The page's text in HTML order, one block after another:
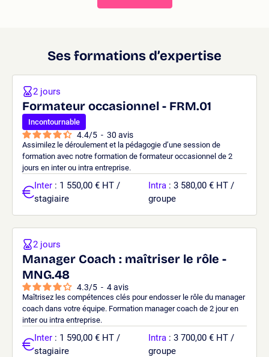
Ses formations d’expertise
Formateur occasionnel - FRM.01
Incontournable
4.4/5 - 30 avis
Assimilez le déroulement et la pédagogie d’une session de
formation avec notre formation de formateur occasionnel de 2
jours en inter ou intra entreprise.
2 jours
Inter : 1 550,00 € HT /
stagiaire
Intra : 3 580,00 € HT /
groupe
Manager Coach : maîtriser le rôle -
MNG.48
4.3/5 - 4avis
Maîtrisez les compétences clés pour endosser le rôle du manager
coach dans votre équipe. Formation manager coach de 2 jour en
inter ou intra entreprise.
2 jours
Inter : 1 590,00 € HT /
stagiaire
Intra : 3 700,00 € HT /
groupe